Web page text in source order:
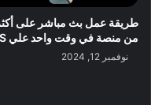
طريقة عمل بث مباشر على
من منصة في وقت واحد علي OBS
نوفمبر 12, 2024